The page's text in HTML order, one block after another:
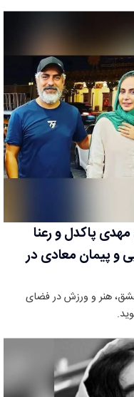
پاکدل و رعنا
و پیمان معادی در
هنر و ورزش در فضای